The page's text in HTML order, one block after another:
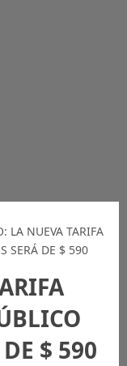
LA NUEVA TARIFA
SERÁ DE $ 590
DE $ 590